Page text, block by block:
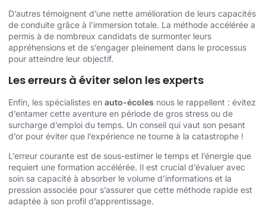
D’autres témoignent d’une nette amélioration de leurs capacités
de conduite grâce à l’immersion totale. La méthode accélérée a
permis à de nombreux candidats de surmonter leurs
appréhensions et de s’engager pleinement dans le processus
pour atteindre leur objectif.
Les erreurs à éviter selon les experts
Enfin, les spécialistes en auto-écoles nous le rappellent : évitez
d’entamer cette aventure en période de gros stress ou de
surcharge d’emploi du temps. Un conseil qui vaut son pesant
d’or pour éviter que l’expérience ne tourne à la catastrophe !
L’erreur courante est de sous-estimer le temps et l’énergie que
requiert une formation accélérée. Il est crucial d’évaluer avec
soin sa capacité à absorber le volume d’informations et la
pression associée pour s’assurer que cette méthode rapide est
adaptée à son profil d’apprentissage.